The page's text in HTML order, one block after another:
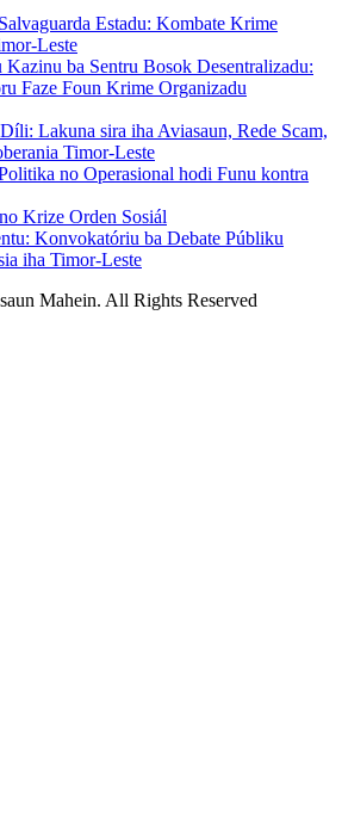
Estadu: Kombate Krime
Leste
ba Sentru Bosok Desentralizadu:
Faze Foun Krime Organizadu
Lakuna sira iha Aviasaun, Rede Scam,
Timor-Leste
no Operasional hodi Funu kontra
Krize Orden Sosiál
Konvokatóriu ba Debate Públiku
iha Timor-Leste
Mahein. All Rights Reserved